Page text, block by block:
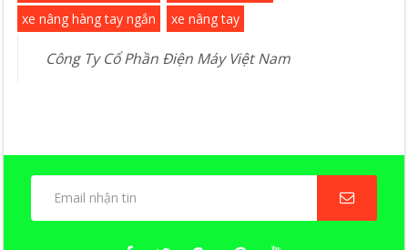
xe nâng hàng tay ngắn
xe nâng tay
Công Ty Cổ Phần Điện Máy Việt Nam